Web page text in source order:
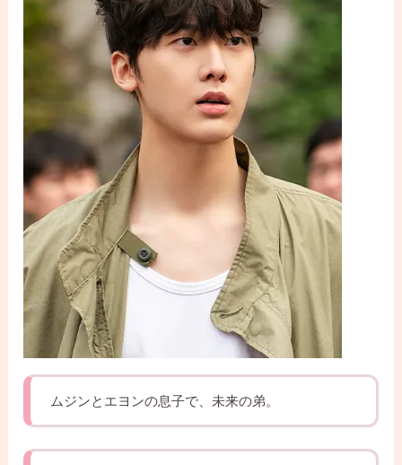
ムジンとエヨンの息子で、未来の弟。